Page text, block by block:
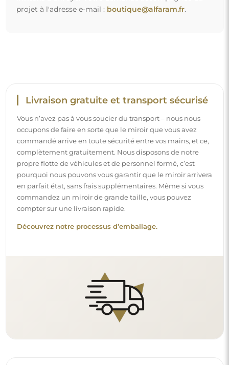
Découvrez notre processus d’emballage.
Montage facile
Nous nous chargeons de la fabrication et de la livraison
des miroirs, tandis que l’installation est à votre
responsabilité. Étant donné les particularités de chaque
espace, nous ne proposons pas d’accessoires de montage
standards. Cela vous offre la liberté de sélectionner les